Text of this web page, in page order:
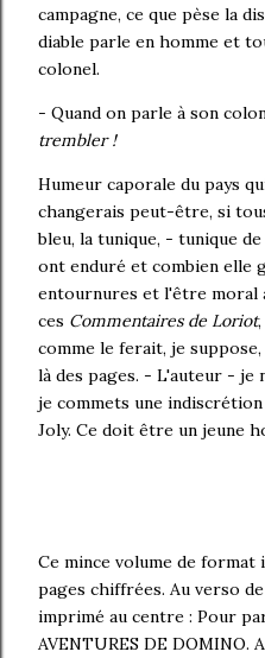
campagne, ce que pèse la
diable parle en homme et
colonel.
- Quand on parle à son
trembler !
Humeur caporale du pays
changerais peut-être, si
bleu, la tunique, - tunique
ont enduré et combien elle
entournures et l'être moral
ces Commentaires de Loriot
comme le ferait, je suppose,
là des pages. - L'auteur - je
je commets une
Joly. Ce doit être un jeune
Ce mince volume de format
pages chiffrées. Au verso
imprimé au centre : Pour
AVENTURES DE DOMINO.